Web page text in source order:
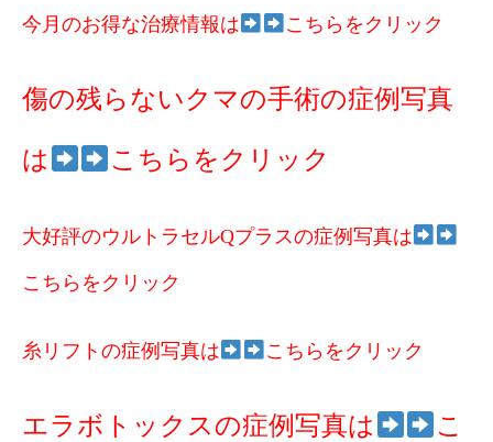
今月のお得な治療情報は こちらをクリック
傷の残らないクマの手術の症例写真
は こちらをクリック
大好評のウルトラセルQプラスの症例写真は
こちらをクリック
糸リフトの症例写真は こちらをクリック
エラボトックスの症例写真は こ